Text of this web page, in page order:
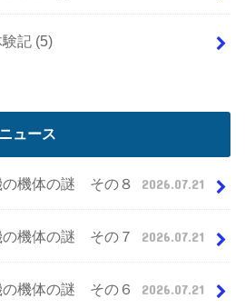
記 (5)
ュース
の機体の謎 その８ 2026.07.21
の機体の謎 その７ 2026.07.21
の機体の謎 その６ 2026.07.21